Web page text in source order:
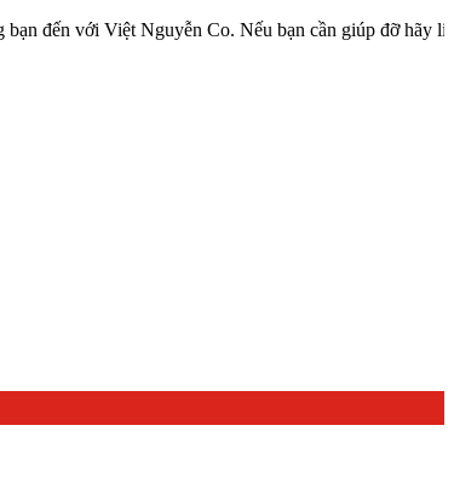
với Việt Nguyễn Co. Nếu bạn cần giúp đỡ hãy liên hệ